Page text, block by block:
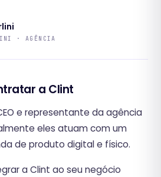
· AGÊNCIA
a Clint
e representante da agência
eles atuam com um
de produto digital e físico.
a Clint ao seu negócio